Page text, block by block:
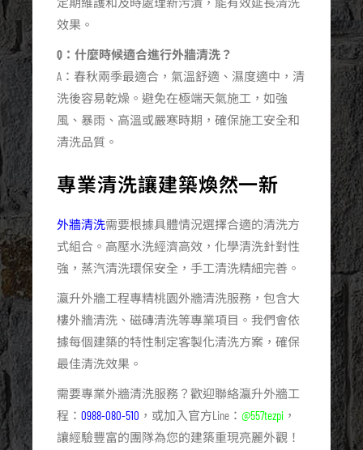
效果。
Q：什麼時候適合進行外牆清洗？
A：春秋兩季最適合，氣溫舒適、濕度適中，清
洗後容易乾燥。避免在極端天氣施工，如強
風、暴雨、高溫或嚴寒時期，確保施工安全和
清洗品質。
專業清洗讓建築煥然一新
外牆清洗需要根據具體情況選擇合適的清洗方
式組合。高壓水洗經濟高效，化學清洗針對性
強，蒸汽清洗環保安全，手工清洗精細完善。
瀛升外牆工程專精桃園外牆清洗服務，包含大
樓外牆清洗、磁磚清洗等專業項目。我們會依
據每個建築的特性制定客製化清洗方案，確保
最佳清洗效果。
需要專業外牆清洗服務？歡迎聯絡瀛升外牆工
程：0988-080-510 ，或加入官方Line：@557tezpi ，
讓經驗豐富的團隊為您的建築重現亮麗外觀！